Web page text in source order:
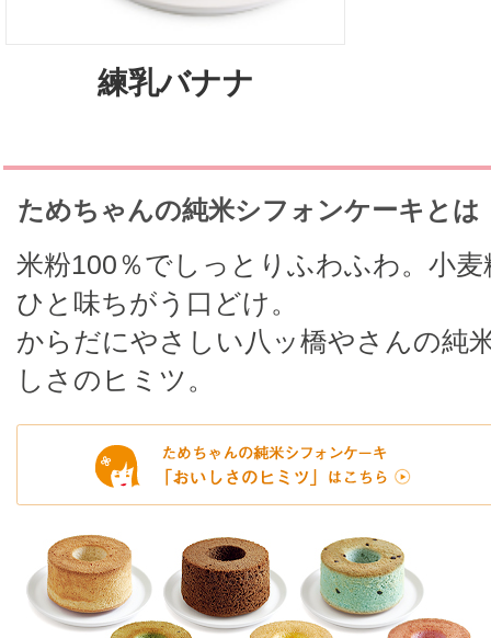
練乳バナナ
ためちゃんの純米シフォンケーキとは
米粉100％でしっとりふわふわ。小
ひと味ちがう口どけ。
からだにやさしい八ッ橋やさんの純
しさのヒミツ。